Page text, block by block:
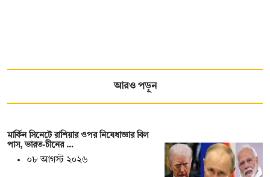
আরও পড়ুন
মার্কিন সিনেটে রাশিয়ার ওপর নিষেধাজ্ঞার বিল
পাস, ভারত-চীনের …
০৮ আগস্ট ২০২৬